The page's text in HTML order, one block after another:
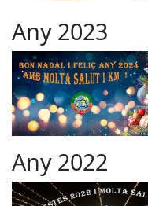
Any 2023
Any 2022